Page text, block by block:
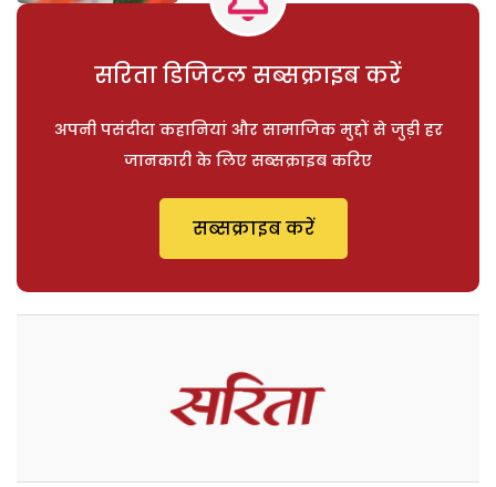
सरिता डिजिटल सब्सक्राइब करें
अपनी पसंदीदा कहानियां और सामाजिक मुद्दों से जुड़ी हर
जानकारी के लिए सब्सक्राइब करिए
सब्सक्राइब करें